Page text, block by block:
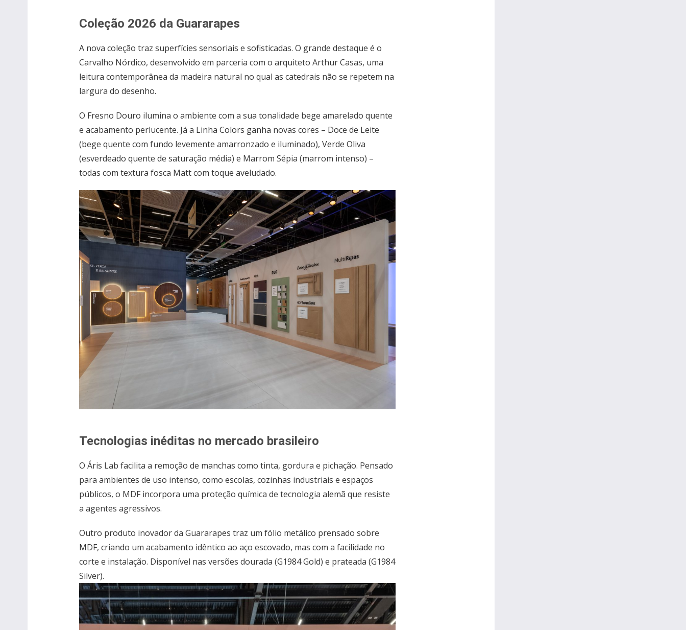
Coleção 2026 da Guararapes
A nova coleção traz superfícies sensoriais e sofisticadas. O grande destaque é o
Carvalho Nórdico, desenvolvido em parceria com o arquiteto Arthur Casas, uma
leitura contemporânea da madeira natural no qual as catedrais não se repetem na
largura do desenho.
O Fresno Douro ilumina o ambiente com a sua tonalidade bege amarelado quente
e acabamento perlucente. Já a Linha Colors ganha novas cores – Doce de Leite
(bege quente com fundo levemente amarronzado e iluminado), Verde Oliva
(esverdeado quente de saturação média) e Marrom Sépia (marrom intenso) –
todas com textura fosca Matt com toque aveludado.
Tecnologias inéditas no mercado brasileiro
O Áris Lab facilita a remoção de manchas como tinta, gordura e pichação. Pensado
para ambientes de uso intenso, como escolas, cozinhas industriais e espaços
públicos, o MDF incorpora uma proteção química de tecnologia alemã que resiste
a agentes agressivos.
Outro produto inovador da Guararapes traz um fólio metálico prensado sobre
MDF, criando um acabamento idêntico ao aço escovado, mas com a facilidade no
corte e instalação. Disponível nas versões dourada (G1984 Gold) e prateada (G1984
Silver).